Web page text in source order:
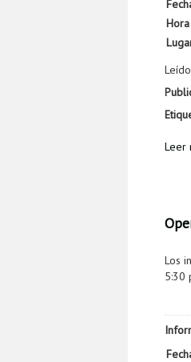
Hora
Leído
Leer
Los
5:30